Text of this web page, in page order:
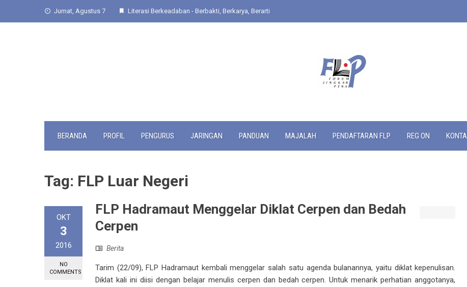
Jumat, Agustus 7 Literasi Berkeadaban - Berbakti, Berkarya, Berarti
BERANDA PROFIL PENGURUS JARINGAN PANDUAN MAJALAH PENDAFTARAN FLP REG ON
Tag: FLP Luar Negeri
OKT
3
2016
NO
COMMENTS
FLP Hadramaut Menggelar Diklat Cerpen dan Bedah
Cerpen
Berita
Tarim (22/09), FLP Hadramaut kembali menggelar salah satu agenda bulanannya, yaitu diklat kepenulisan.
Diklat kali ini diisi dengan belajar menulis cerpen dan bedah cerpen. Untuk menarik perhatian anggotanya,